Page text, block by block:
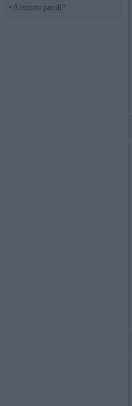
• Aizmirsi paroli?